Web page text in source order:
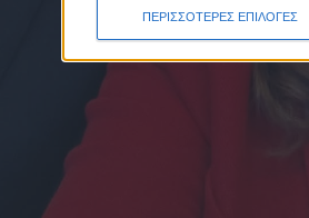
ΠΕΡΙΣΣΟΤΕΡΕΣ ΕΠΙΛΟΓΕΣ